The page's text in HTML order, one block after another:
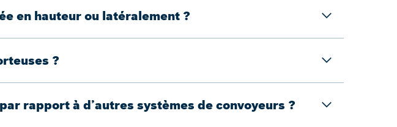
en hauteur ou latéralement ?
?
rapport à d’autres systèmes de convoyeurs ?